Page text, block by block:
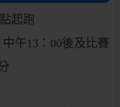
起跑
午13：00後及比賽